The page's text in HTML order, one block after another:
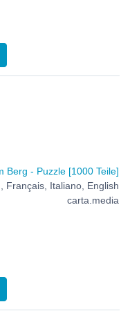
Berg - Puzzle [1000 Teile]
Français, Italiano, English
carta.media